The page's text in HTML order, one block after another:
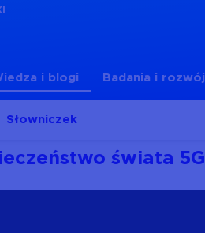
i blogi
Słowniczek
Badania i rozwój
świata 5G